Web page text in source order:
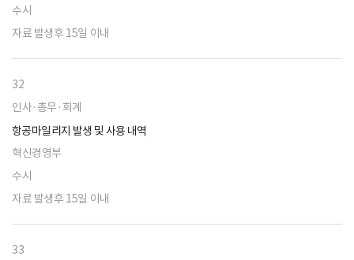
수시
자료 발생후 15일 이내
32
인사·총무·회계
항공마일리지 발생 및 사용 내역
혁신경영부
수시
자료 발생후 15일 이내
33